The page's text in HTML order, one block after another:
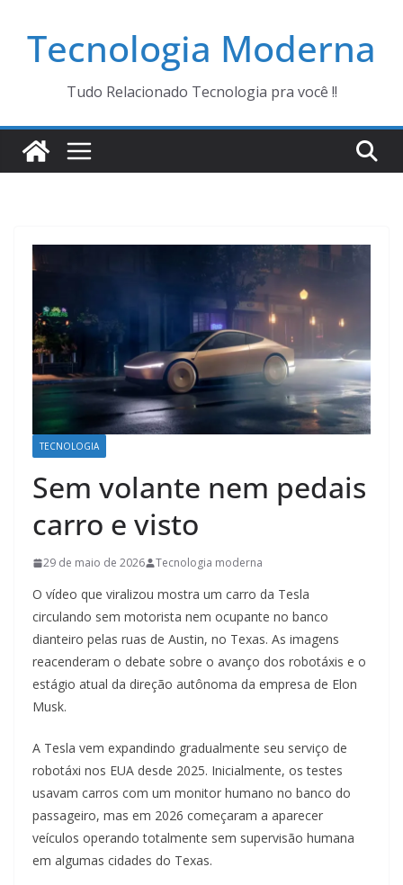
paraTecnologia Moderna
Tudo Relacionado Tecnologia pra você !!
TECNOLOGIA
Sem volante nem pedais
carro e visto
29 de maio de 2026 Tecnologia moderna
O vídeo que viralizou mostra um carro da Tesla
circulando sem motorista nem ocupante no banco
dianteiro pelas ruas de Austin, no Texas. As imagens
reacenderam o debate sobre o avanço dos robotáxis e o
estágio atual da direção autônoma da empresa de Elon
Musk.
A Tesla vem expandindo gradualmente seu serviço de
robotáxi nos EUA desde 2025. Inicialmente, os testes
usavam carros com um monitor humano no banco do
passageiro, mas em 2026 começaram a aparecer
veículos operando totalmente sem supervisão humana
em algumas cidades do Texas.